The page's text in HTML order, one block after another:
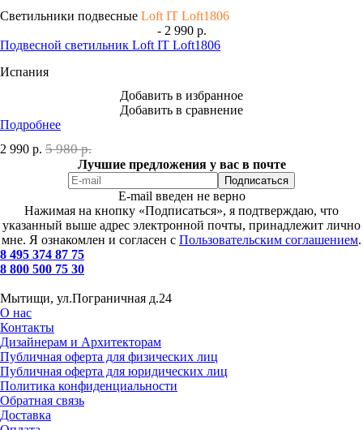
Светильники подвесные Loft IT Loft1806
- 2 990 р.
Подвесной светильник Loft IT Loft1806
Испания
Добавить в избранное
Добавить в сравнение
Подробнее
2 990 р. 5 980 р.
Лучшие предложения у вас в почте
E-mail введен не верно
Нажимая на кнопку «Подписаться», я подтверждаю, что
указанный выше адрес электронной почты, принадлежит лично
мне. Я ознакомлен и согласен с Пользовательским соглашением.
8 495 374 87 75
8 800 500 75 30
Мытищи, ул.Пограничная д.24
О нас
Контакты
Дизайнерам и Архитекторам
Публичная оферта для физических лиц
Публичная оферта для юридических лиц
Политика конфиденциальности
Обратная связь
Доставка